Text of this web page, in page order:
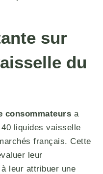
sur
du
consommateurs a
liquides vaisselle
français. Cette
leur
leur attribuer une